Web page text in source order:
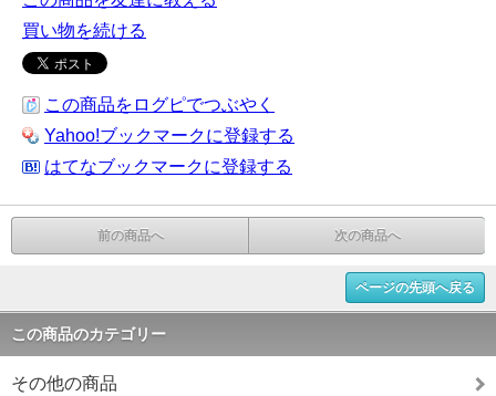
買い物を続ける
この商品をログピでつぶやく
Yahoo!ブックマークに登録する
はてなブックマークに登録する
前の商品へ 次の商品へ
ページの先頭へ戻る
この商品のカテゴリー
その他の商品